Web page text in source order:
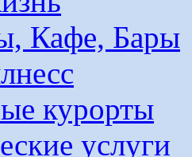
Кафе, Бары
курорты
услуги